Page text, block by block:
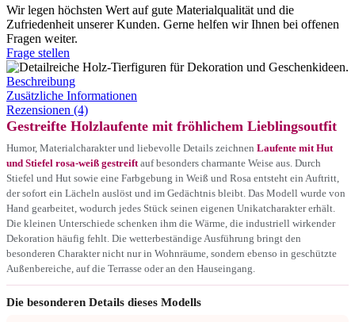
Wir legen höchsten Wert auf gute Materialqualität und die
Zufriedenheit unserer Kunden. Gerne helfen wir Ihnen bei offenen
Fragen weiter.
Frage stellen
Beschreibung
Zusätzliche Informationen
Rezensionen (4)
Gestreifte Holzlaufente mit fröhlichem Lieblingsoutfit
Humor, Materialcharakter und liebevolle Details zeichnen Laufente mit Hut
und Stiefel rosa-weiß gestreift auf besonders charmante Weise aus. Durch
Stiefel und Hut sowie eine Farbgebung in Weiß und Rosa entsteht ein Auftritt,
der sofort ein Lächeln auslöst und im Gedächtnis bleibt. Das Modell wurde von
Hand gearbeitet, wodurch jedes Stück seinen eigenen Unikatcharakter erhält.
Die kleinen Unterschiede schenken ihm die Wärme, die industriell wirkender
Dekoration häufig fehlt. Die wetterbeständige Ausführung bringt den
besonderen Charakter nicht nur in Wohnräume, sondern ebenso in geschützte
Außenbereiche, auf die Terrasse oder an den Hauseingang.
Die besonderen Details dieses Modells